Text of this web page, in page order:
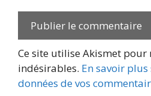
Ce site utilise Akismet pour
indésirables. En savoir
données de vos